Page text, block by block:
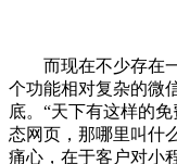
而现在不少存在一
个功能相对复杂的微
底。“天下有这样的
态网页，那哪里叫什
痛心，在于客户对小